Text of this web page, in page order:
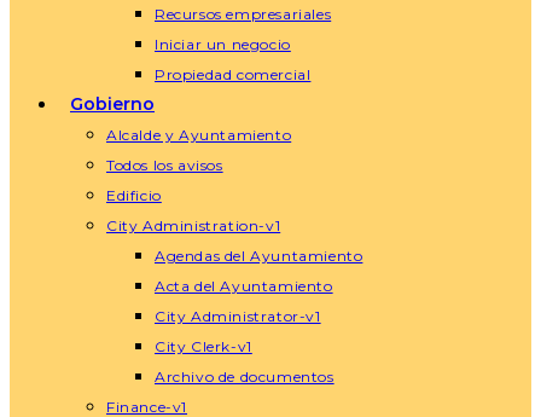
Recursos empresariales
Iniciar un negocio
Propiedad comercial
Gobierno
Alcalde y Ayuntamiento
Todos los avisos
Edificio
City Administration-v1
Agendas del Ayuntamiento
Acta del Ayuntamiento
City Administrator-v1
City Clerk-v1
Archivo de documentos
Finance-v1